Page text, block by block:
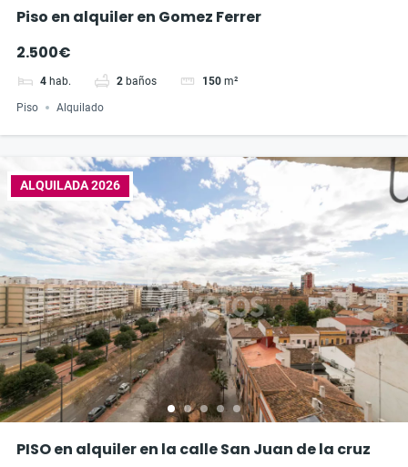
Piso en alquiler en Gomez Ferrer
2.500€
4 hab. 2 baños 150 m²
Piso Alquilado
ALQUILADA 2026
PISO en alquiler en la calle San Juan de la cruz